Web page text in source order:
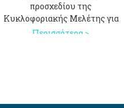
προσχεδίου της
Κυκλοφοριακής Μελέτης για
Περισσότερα >